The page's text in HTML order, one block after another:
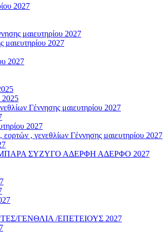
2027
μαιευτηρίου 2027
2027
2027
2025
Γέννησης μαιευτηρίου 2027
2027
, γενεθλίων Γέννησης μαιευτηρίου 2027
ΣΥΖΥΓΟ ΑΔΕΡΦΗ ΑΔΕΡΦΟ 2027
ΓΕΝΘΛΙΑ /ΕΠΕΤΕΙΟΥΣ 2027